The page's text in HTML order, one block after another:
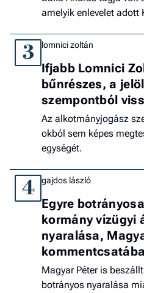
amelyik enlevelet adott
3 lomnici zoltán
Ifjabb Lomnici
bűnrészes, a
szempontból
Az alkotmányjogász
okból sem képes
egységét.
4 gajdos lászló
Egyre
kormány vízügyi
nyaralása,
kommentcsatába
Magyar Péter is
botrányos nyaralása